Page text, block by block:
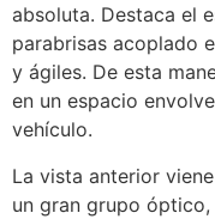
absoluta. Destaca el
parabrisas acoplado
y ágiles. De esta
en un espacio
vehículo.
La vista anterior
un gran grupo